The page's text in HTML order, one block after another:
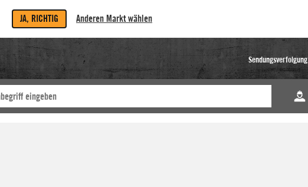
JA, RICHTIG Anderen Markt wählen
Sendungsverfolgung